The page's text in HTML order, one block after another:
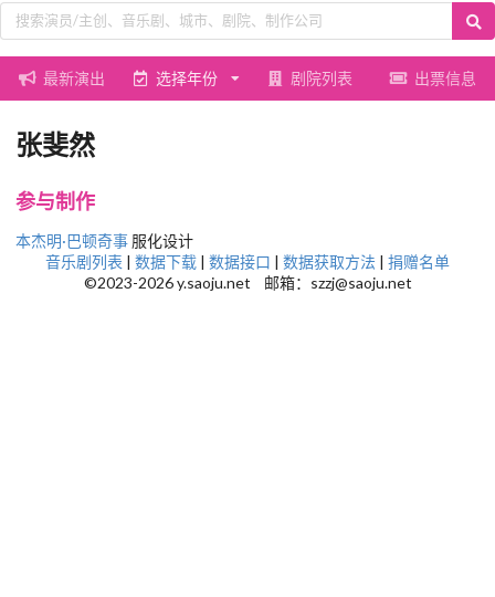
最新演出 选择年份 剧院列表 出票信息
张斐然
参与制作
本杰明·巴顿奇事 服化设计
音乐剧列表 | 数据下载 | 数据接口 | 数据获取方法 | 捐赠名单
©2023-2026 y.saoju.net 邮箱：szzj@saoju.net